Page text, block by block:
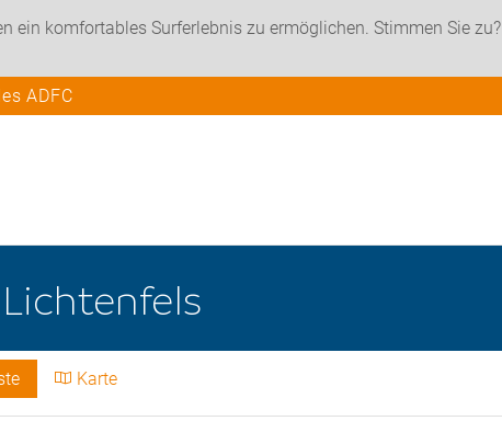
ein komfortables Surferlebnis zu ermöglichen. Stimmen Sie zu?
ADFC
Lichtenfels
Karte